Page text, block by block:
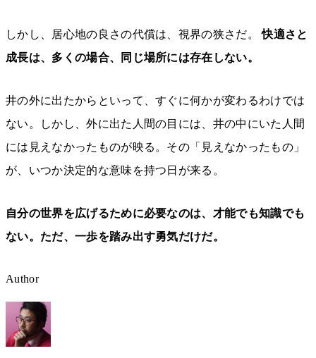
しかし、居心地の良さの代償は、視界の狭さだ。快適さと
成長は、多くの場合、同じ場所には存在しない。
井の外に出たからといって、すぐに何かが変わるわけでは
ない。しかし、外に出た人間の目には、井の中にいた人間
には見えなかったものが映る。その「見えなかったもの」
が、いつか決定的な意味を持つ日が来る。
自分の世界を広げるために必要なのは、才能でも知識でも
ない。ただ、一歩を踏み出す勇気だけだ。
Author